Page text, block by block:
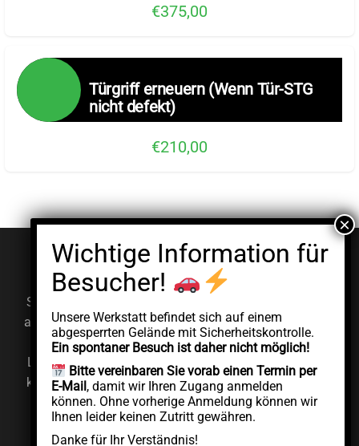
€375,00
Türgriff erneuern (Wenn Tür-STG
nicht defekt)
€210,00
© EV Clinic 2026
Impressum Datenschutzerklärung
Serviceleistungen, Diagnosen und Reparaturen werden
ausschließlich von der autorisierten juristischen Person
AddCycle GMBH durchgeführt, die unabhängig unter
Lizenz der Marke EV Clinic agiert. EV Clinic übernimmt
keine Verantwortung für die Ausführung, das Ergebnis,
die Preisgestaltung, die Gewährleistung oder etwaige
Schäden im Zusammenhang mit der erbrachten
Dienstleistung.
Unsere Werkstatt befindet sich auf einem
abgesperrten Gelände mit Sicherheitskontrolle.
Ein spontaner Besuch ist daher nicht möglich!
Bitte vereinbaren Sie vorab einen Termin per
E-Mail, damit wir Ihren Zugang anmelden
können. Ohne vorherige Anmeldung können wir
Ihnen leider keinen Zutritt gewähren.
Danke für Ihr Verständnis!